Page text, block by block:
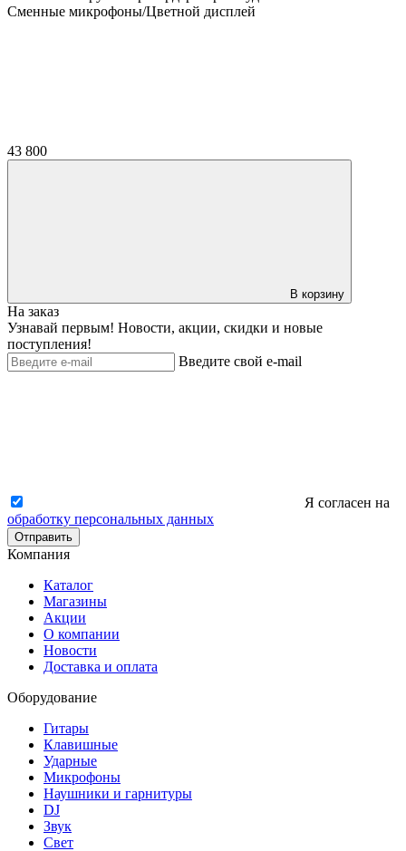
Сменные микрофоны/Цветной дисплей
43 800
В корзину
На заказ
Узнавай первым! Новости, акции, скидки и новые
поступления!
Введите свой e-mail
Я согласен на
обработку персональных данных
Отправить
Компания
Каталог
Магазины
Акции
О компании
Новости
Доставка и оплата
Оборудование
Гитары
Клавишные
Ударные
Микрофоны
Наушники и гарнитуры
DJ
Звук
Свет